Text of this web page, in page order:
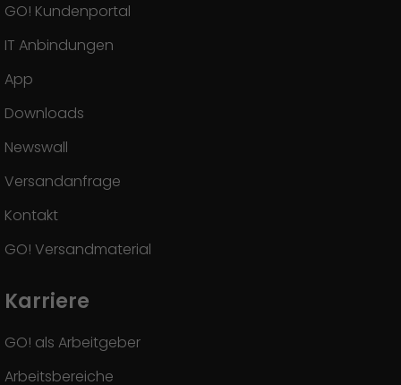
GO! Kundenportal
IT Anbindungen
App
Downloads
Newswall
Versandanfrage
Kontakt
GO! Versandmaterial
Karriere
GO! als Arbeitgeber
Arbeitsbereiche